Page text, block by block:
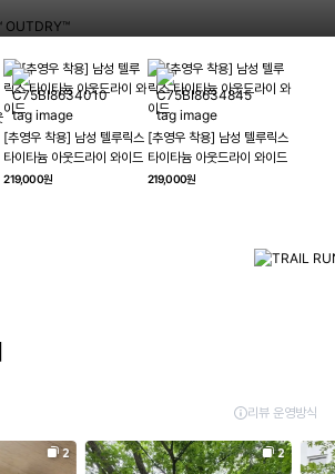
[추영우 착용] 남성 텔루릭스
타이타늄 아웃드라이 와이드
219,000원
[추영우 착용] 남성 텔루릭스
타이타늄 아웃드라이 와이드
219,000원
어나
어 활동을 즐겨보세요.